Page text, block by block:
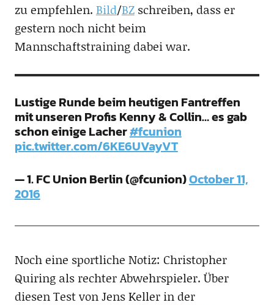
zu empfehlen. Bild/BZschreiben, dass er
gestern noch nicht beim
Mannschaftstraining dabei war.
Lustige Runde beim heutigen Fantreffen
mit unseren Profis Kenny & Collin… es gab
schon einige Lacher#fcunion
pic.twitter.com/6KE6UVayVT
— 1. FC Union Berlin (@fcunion)October 11,
2016
Noch eine sportliche Notiz: Christopher
Quiring als rechter Abwehrspieler. Über
diesen Test von Jens Keller in der